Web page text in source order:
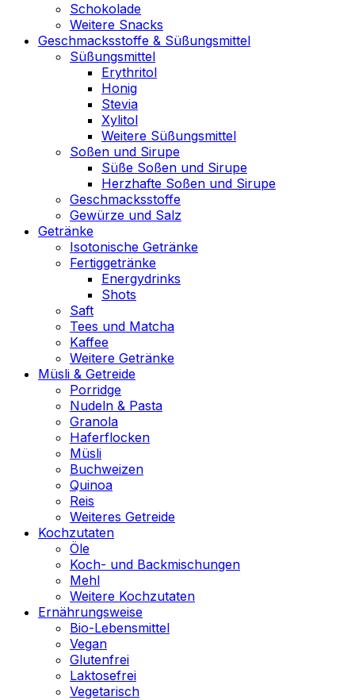
Schokolade
Weitere Snacks
Geschmacksstoffe & Süßungsmittel
Süßungsmittel
Erythritol
Honig
Stevia
Xylitol
Weitere Süßungsmittel
Soßen und Sirupe
Süße Soßen und Sirupe
Herzhafte Soßen und Sirupe
Geschmacksstoffe
Gewürze und Salz
Getränke
Isotonische Getränke
Fertiggetränke
Energydrinks
Shots
Saft
Tees und Matcha
Kaffee
Weitere Getränke
Müsli & Getreide
Porridge
Nudeln & Pasta
Granola
Haferflocken
Müsli
Buchweizen
Quinoa
Reis
Weiteres Getreide
Kochzutaten
Öle
Koch- und Backmischungen
Mehl
Weitere Kochzutaten
Ernährungsweise
Bio-Lebensmittel
Vegan
Glutenfrei
Laktosefrei
Vegetarisch